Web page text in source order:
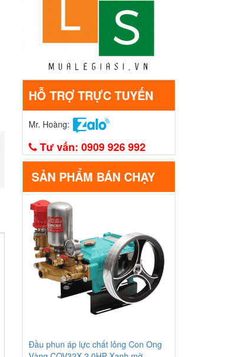
HỖ TRỢ TRỰC TUYẾN
Mr. Hoàng:
Tư vấn: 0909 926 992
SẢN PHẨM BÁN CHẠY
Đầu phun áp lực chất lỏng Con Ong
Vàng COV32X 2.0HP Xanh mờ
Xuất xứ